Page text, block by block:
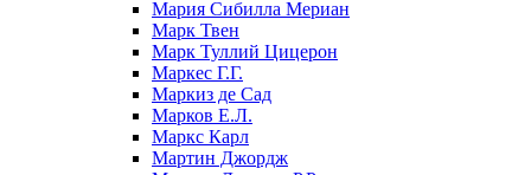
Мария Сибилла Мериан
Марк Твен
Марк Туллий Цицерон
Маркес Г.Г.
Маркиз де Сад
Марков Е.Л.
Маркс Карл
Мартин Джордж